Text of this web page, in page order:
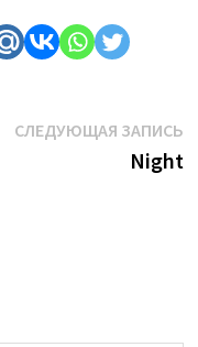
СЛЕДУЮЩАЯ ЗАПИСЬ
Night